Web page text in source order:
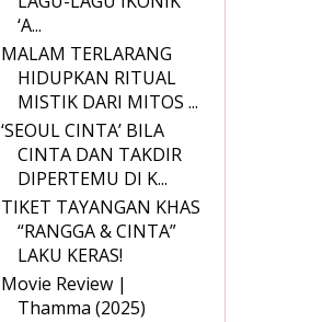
‘A...
MALAM TERLARANG
HIDUPKAN RITUAL
MISTIK DARI MITOS ...
‘SEOUL CINTA’ BILA
CINTA DAN TAKDIR
DIPERTEMU DI K...
TIKET TAYANGAN KHAS
“RANGGA & CINTA”
LAKU KERAS!
Movie Review |
Thamma (2025)